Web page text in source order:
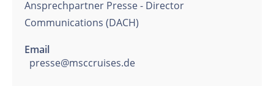
Ansprechpartner Presse - Director
Communications (DACH)
Email
presse@msccruises.de